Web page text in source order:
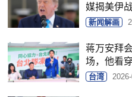
媒揭美伊
新闻解画
蒋万安拜
场，他看
台湾